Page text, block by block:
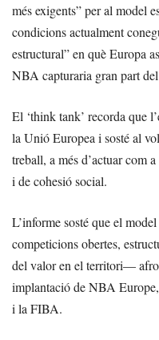
més exigents” per al model
condicions actualment
estructural” en què Europa
NBA capturaria gran part
El ‘think tank’ recorda que
la Unió Europea i sosté al
treball, a més d’actuar com
i de cohesió social.
L’informe sosté que el
competicions obertes,
del valor en el territori—
implantació de NBA
i la FIBA.